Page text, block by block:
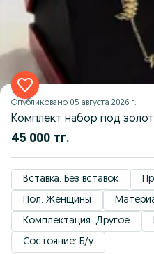
Опубликовано 05 августа 2026 г.
Комплект набор под
45 000 тг.
Вставка: Без вставок
Пол: Женщины
Комплектация: Другое
Состояние: Б/у